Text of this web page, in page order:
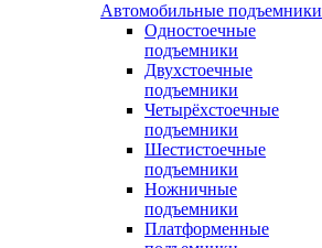
Автомобильные подъемники
Одностоечные
подъемники
Двухстоечные
подъемники
Четырёхстоечные
подъемники
Шестистоечные
подъемники
Ножничные
подъемники
Платформенные